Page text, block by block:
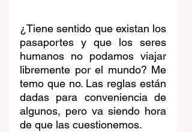
¿Tiene sentido que existan los
pasaportes y que los seres
humanos no podamos viajar
libremente por el mundo? Me
temo que no. Las reglas están
dadas para conveniencia de
algunos, pero va siendo hora
de que las cuestionemos.